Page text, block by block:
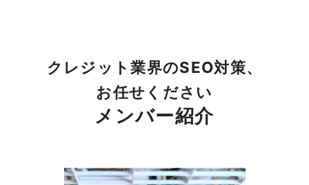
オンライン競争の激化
クレジットカードや後払い決済、キャッシングな
を完結させています。実店舗を介さず契約まで進
クレジット業界のSEO対策、
お任せください
メンバー紹介